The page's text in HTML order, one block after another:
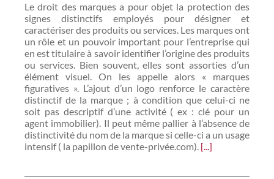
Le droit des marques a pour objet la protection des
signes distinctifs employés pour désigner et
caractériser des produits ou services. Les marques ont
un rôle et un pouvoir important pour l’entreprise qui
en est titulaire à savoir identifier l’origine des produits
ou services. Bien souvent, elles sont assorties d’un
élément visuel. On les appelle alors « marques
figuratives ». L’ajout d’un logo renforce le caractère
distinctif de la marque ; à condition que celui-ci ne
soit pas descriptif d’une activité ( ex : clé pour un
agent immobilier). Il peut même pallier à l’absence de
distinctivité du nom de la marque si celle-ci a un usage
intensif ( la papillon de vente-privée.com). [...]